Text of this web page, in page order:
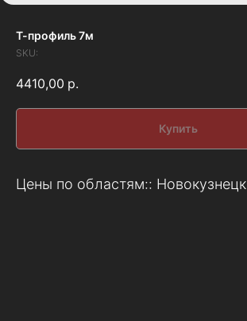
Т-профиль 7м
SKU:
4410,00 р.
Купить
Цены по областям:: Новокузнецк